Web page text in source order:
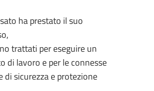
ha prestato il suo
trattati per eseguire un
di lavoro e per le connesse
di sicurezza e protezione